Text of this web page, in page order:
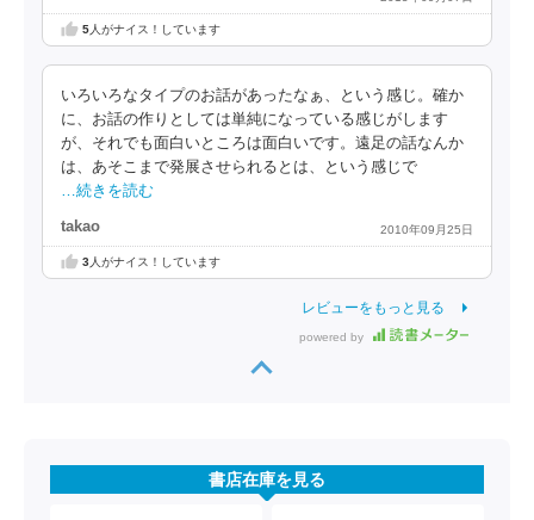
5人がナイス！しています
いろいろなタイプのお話があったなぁ、という感じ。確か
に、お話の作りとしては単純になっている感じがします
が、それでも面白いところは面白いです。遠足の話なんか
は、あそこまで発展させられるとは、という感じで
…続きを読む
takao 2010年09月25日
3人がナイス！しています
レビューをもっと見る
powered by
書店在庫を見る